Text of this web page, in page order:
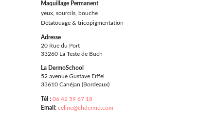
Maquillage Permanent
yeux, sourcils, bouche
Détatouage & tricopigmentation
Adresse
20 Rue du Port
33260 La Teste de Buch
La DermoSchool
52 avenue Gustave Eiffel
33610 Canéjan (Bordeaux)
Tél : 06 42 59 67 18
Email: celine@chdermo.com